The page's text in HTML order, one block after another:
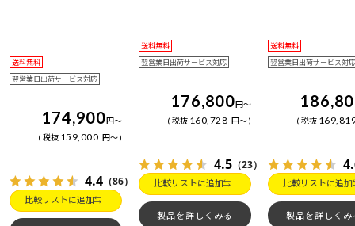
送料無料
翌営業日出荷サービス対応
174,900円～
税抜 159,000 円～
4.4 （86）
比較リストに追加
送料無料
翌営業日出荷サービス対応
176,800円～
税抜 160,728 円～
4.5 （23）
比較リストに追加
製品を詳しくみる
送料無料
翌営業日出荷サービス対応
税抜
比較リストに追加
製品を詳しくみ